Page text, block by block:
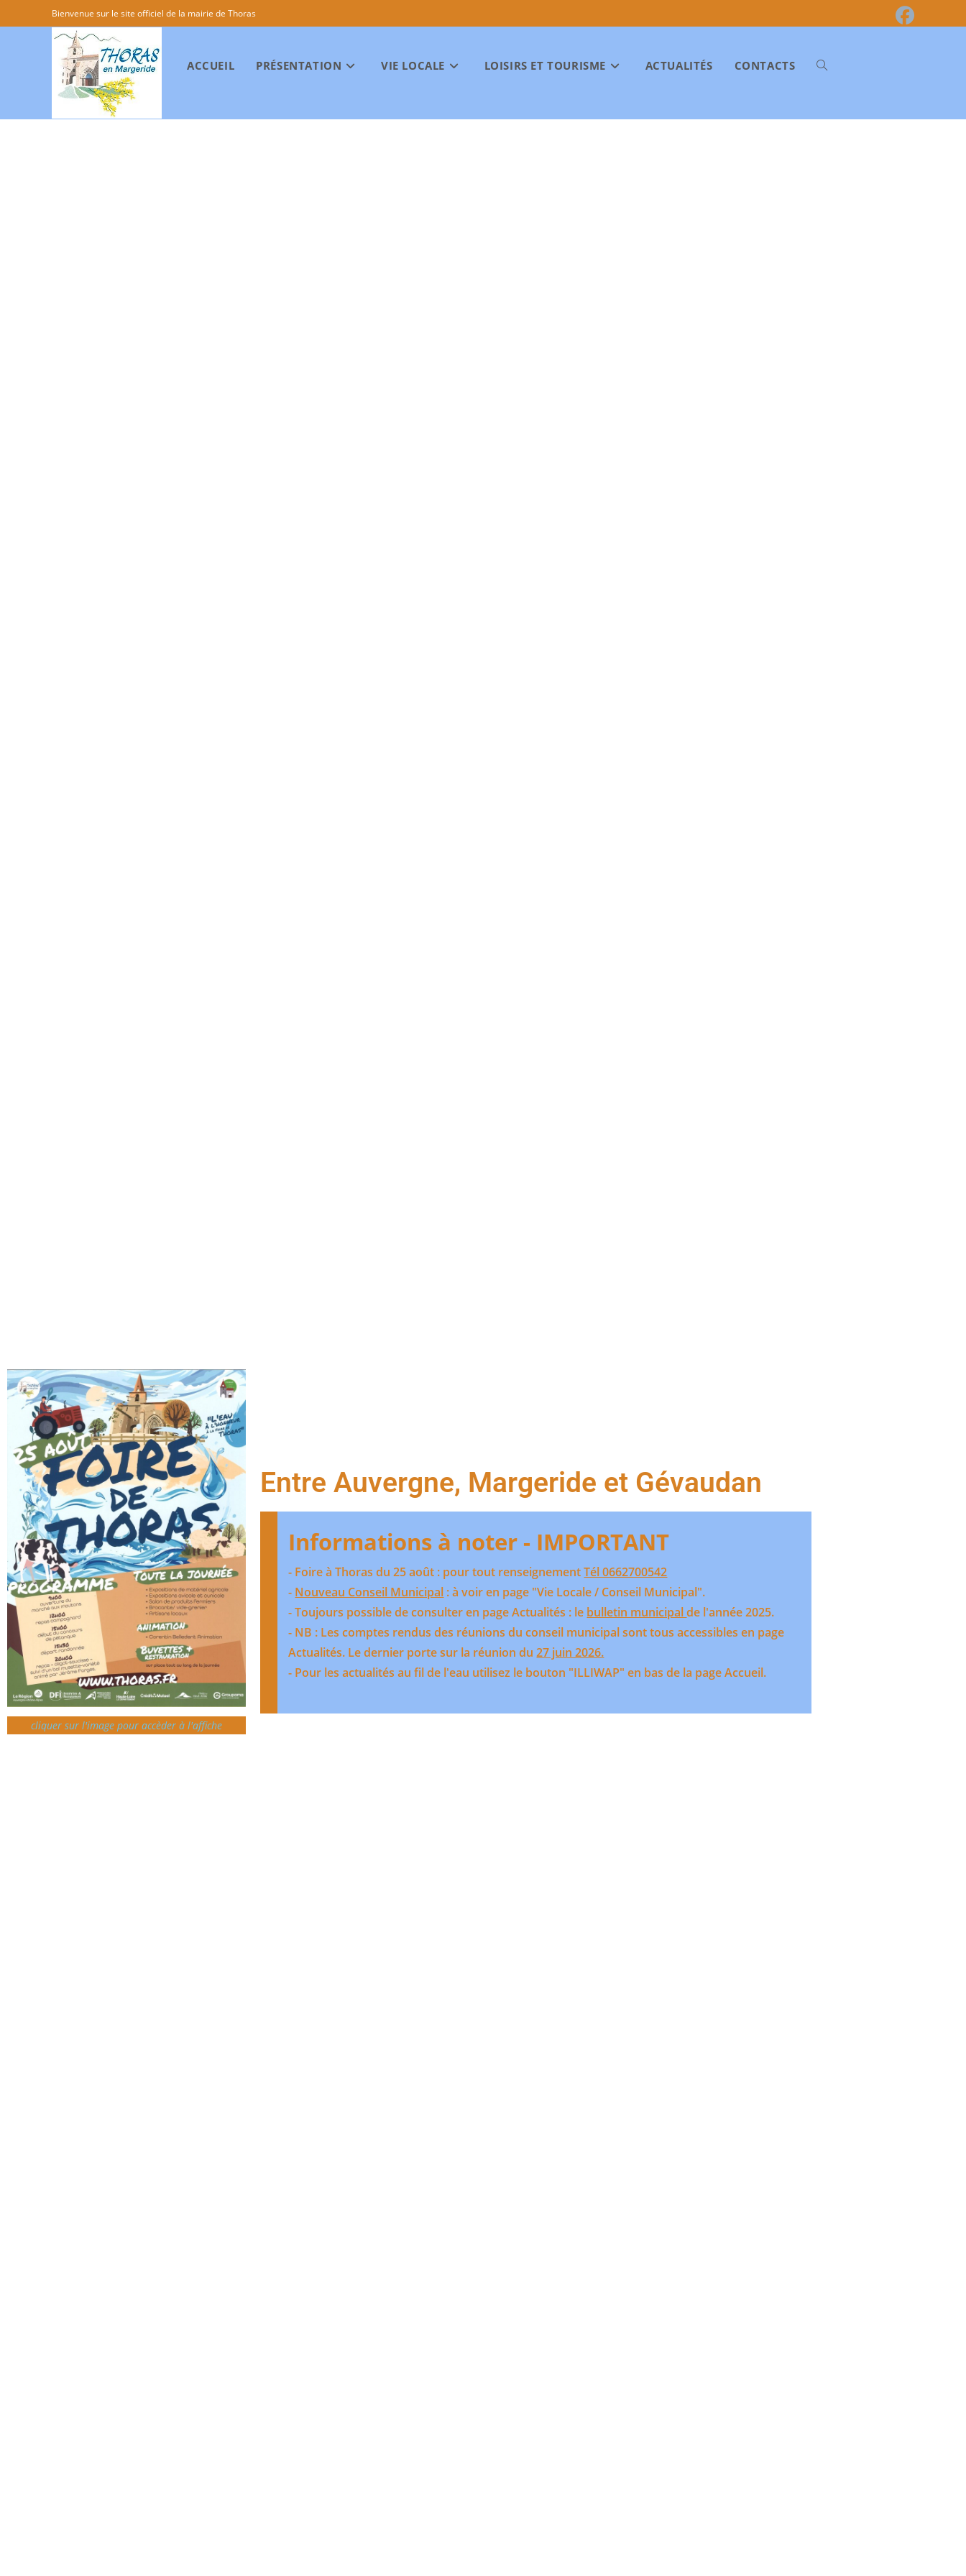
Bienvenue sur le site officiel de la mairie de Thoras
ACCUEIL PRÉSENTATION VIE LOCALE LOISIRS ET TOURISME ACTUALITÉS CONTACTS
cliquer sur l'image pour accèder à l'affiche
Entre Auvergne, Margeride et Gévaudan
Informations à noter - IMPORTANT
- Foire à Thoras du 25 août : pour tout renseignementTél 0662700542
- Nouveau Conseil Municipal : à voir en page "Vie Locale / Conseil Municipal".
- Toujours possible de consulter en page Actualités : le bulletin municipalde l'année 2025.
- NB : Les comptes rendus des réunions du conseil municipal sont tous accessibles en page
Actualités. Le dernier porte sur la réunion du27 juin 2026.
- Pour les actualités au fil de l'eau utilisez le bouton "ILLIWAP" en bas de la page Accueil.